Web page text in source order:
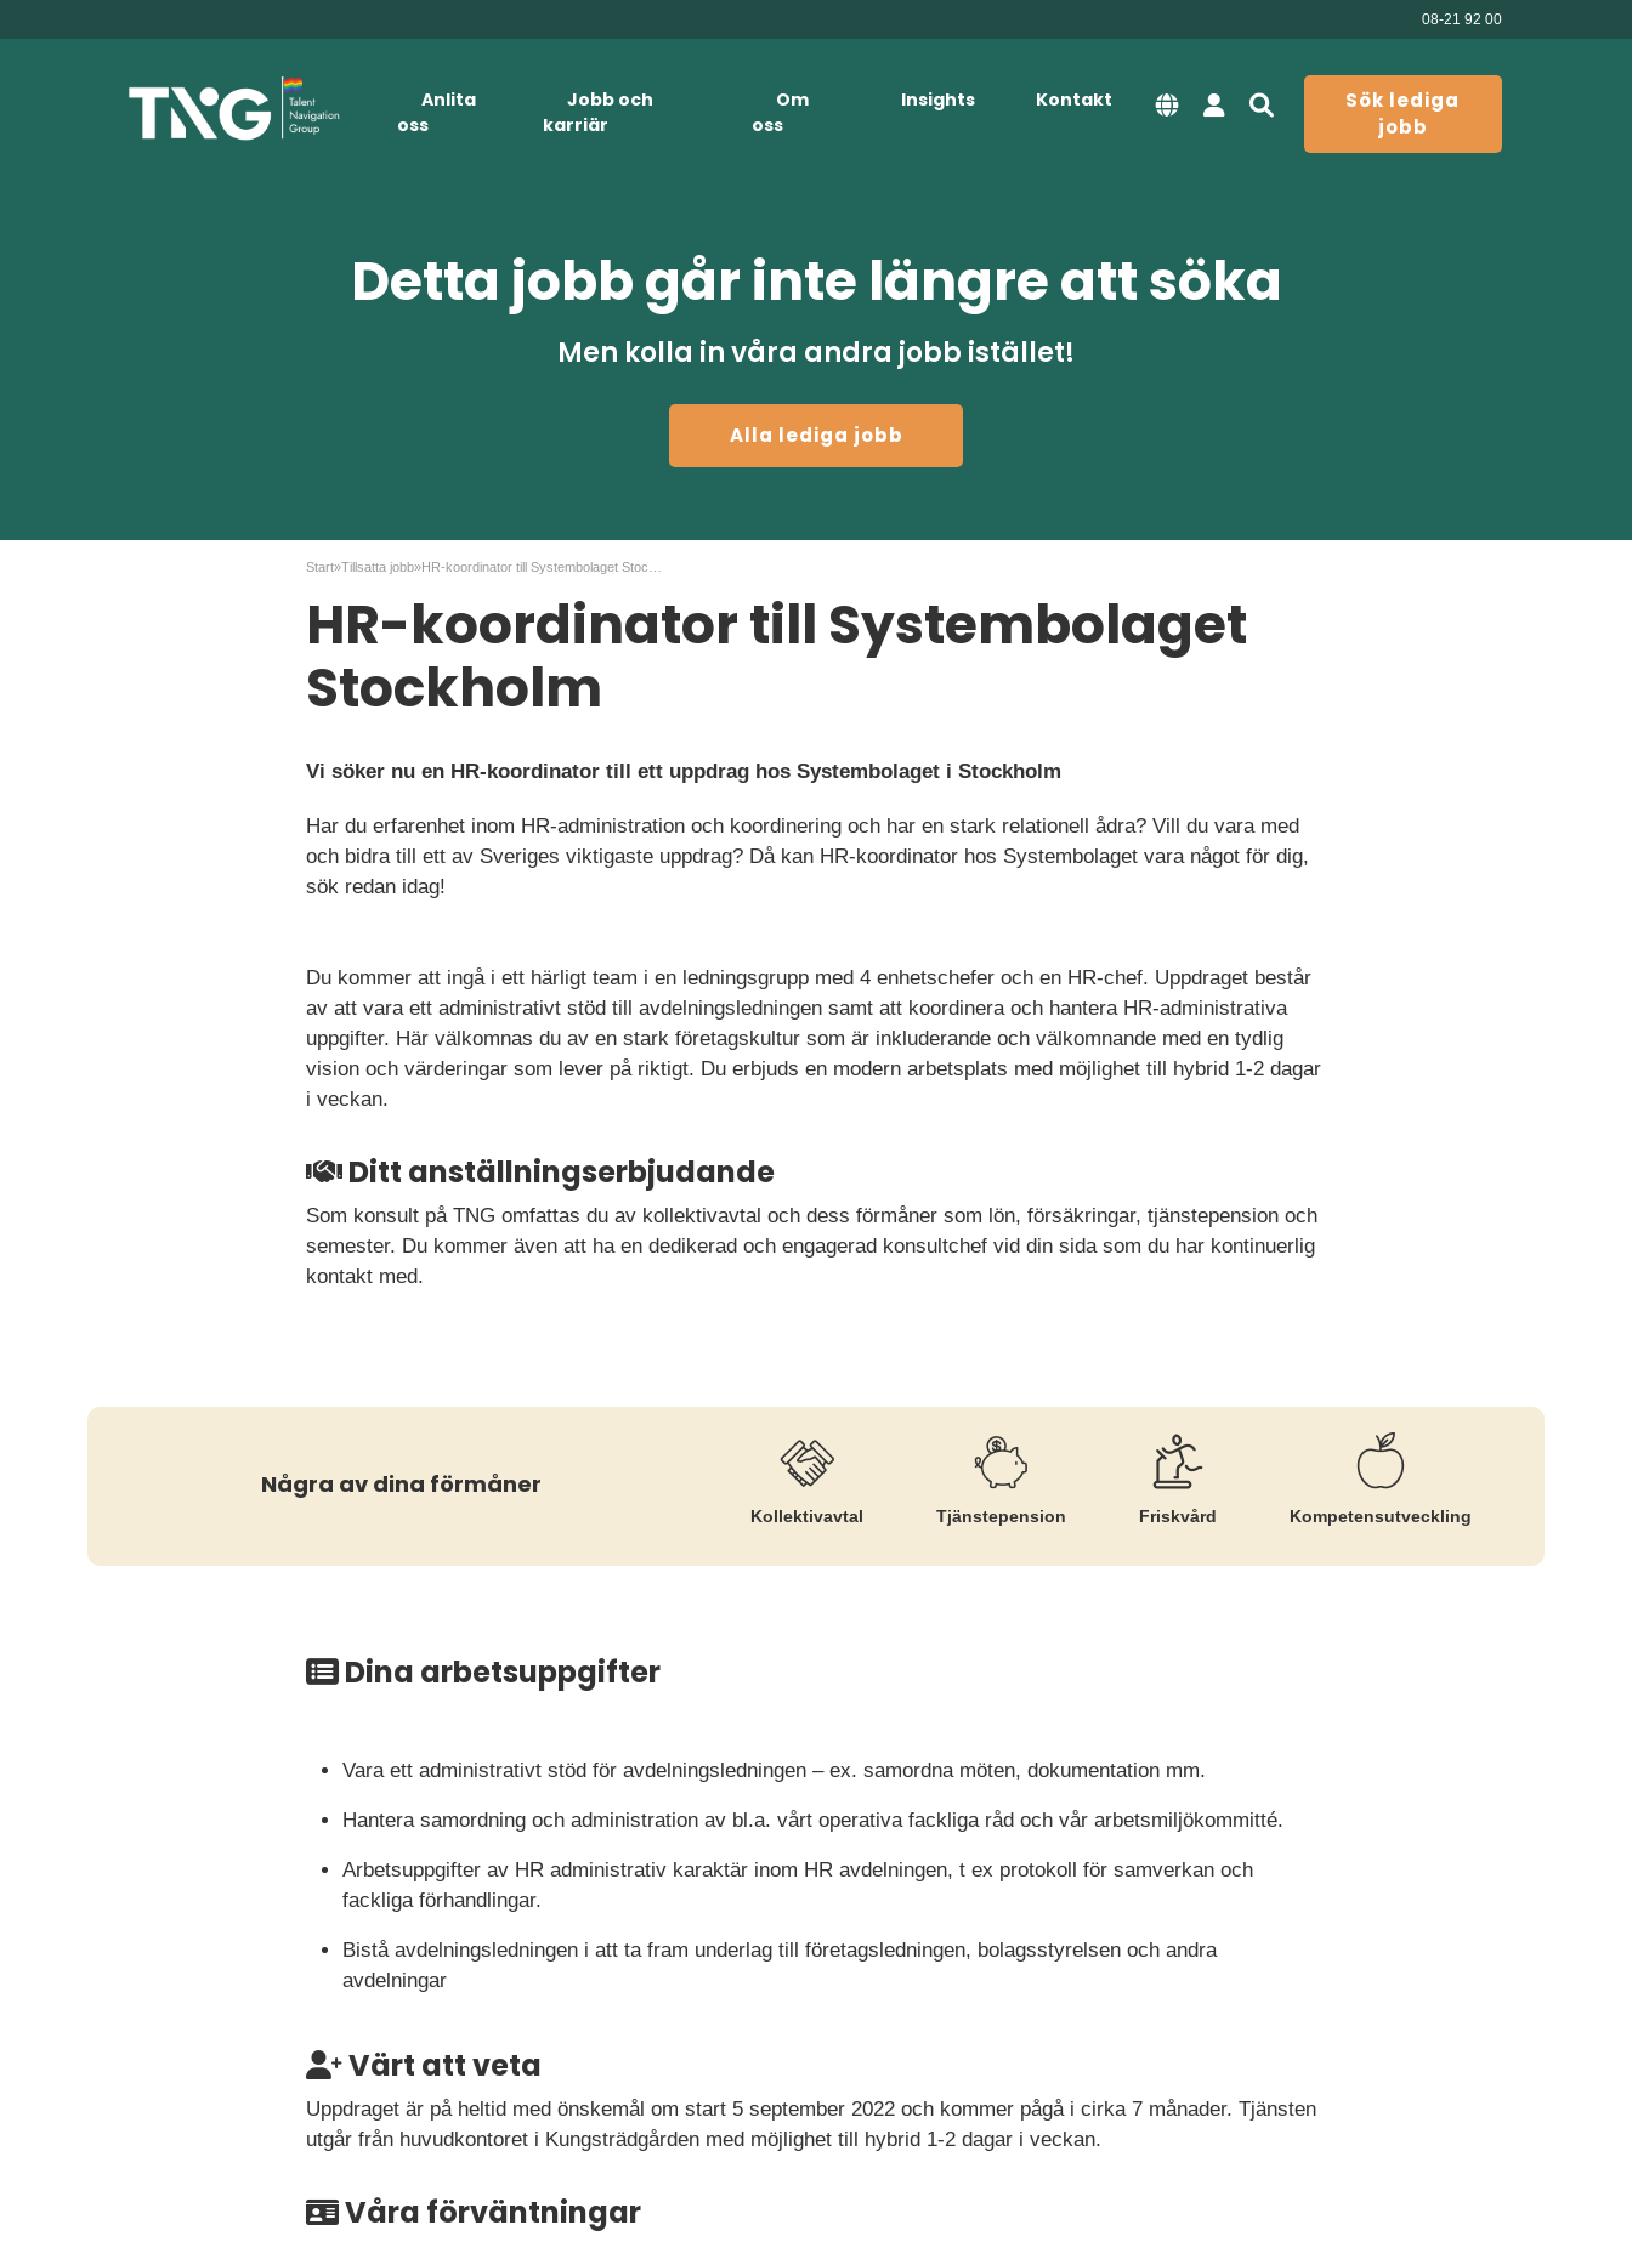
08-21 92 00
Anlita
oss
Jobb och
karriär
Om
oss
Insights Kontakt
Sök lediga
jobb
Detta jobb går inte längre att söka
Men kolla in våra andra jobb istället!
Alla lediga jobb
Start»Tillsatta jobb»
HR-koordinator till Systembolaget
Stockholm
Vi söker nu en HR-koordinator till ett uppdrag hos Systembolaget i Stockholm
Har du erfarenhet inom HR-administration och koordinering och har en stark relationell ådra? Vill du vara med
och bidra till ett av Sveriges viktigaste uppdrag? Då kan HR-koordinator hos Systembolaget vara något för dig,
sök redan idag!
Du kommer att ingå i ett härligt team i en ledningsgrupp med 4 enhetschefer och en HR-chef. Uppdraget består
av att vara ett administrativt stöd till avdelningsledningen samt att koordinera och hantera HR-administrativa
uppgifter. Här välkomnas du av en stark företagskultur som är inkluderande och välkomnande med en tydlig
vision och värderingar som lever på riktigt. Du erbjuds en modern arbetsplats med möjlighet till hybrid 1-2 dagar
i veckan.
Ditt anställningserbjudande
Som konsult på TNG omfattas du av kollektivavtal och dess förmåner som lön, försäkringar, tjänstepension och
semester. Du kommer även att ha en dedikerad och engagerad konsultchef vid din sida som du har kontinuerlig
kontakt med.
Några av dina förmåner
Kollektiv­avtal Tjänste­pension Friskvård Kompetens­utveckling
Dina arbetsuppgifter
Vara ett administrativt stöd för avdelningsledningen – ex. samordna möten, dokumentation mm.
Hantera samordning och administration av bl.a. vårt operativa fackliga råd och vår arbetsmiljökommitté.
Arbetsuppgifter av HR administrativ karaktär inom HR avdelningen, t ex protokoll för samverkan och
fackliga förhandlingar.
Bistå avdelningsledningen i att ta fram underlag till företagsledningen, bolagsstyrelsen och andra
avdelningar
Värt att veta
Uppdraget är på heltid med önskemål om start 5 september 2022 och kommer pågå i cirka 7 månader. Tjänsten
utgår från huvudkontoret i Kungsträdgården med möjlighet till hybrid 1-2 dagar i veckan.
Våra förväntningar